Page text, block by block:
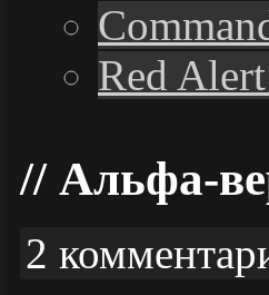
Red
Альфа-
2